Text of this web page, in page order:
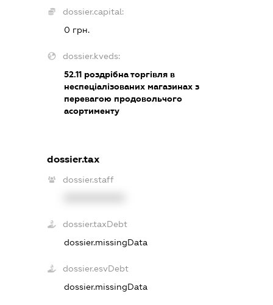
dossier.capital:
0 грн.
dossier.kveds:
52.11 роздрібна торгівля в
неспеціалізованих магазинах з
перевагою продовольчого
асортименту
dossier.tax
dossier.staff
dossier.taxDebt
dossier.missingData
dossier.esvDebt
dossier.missingData